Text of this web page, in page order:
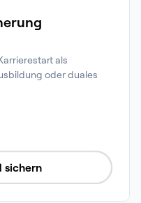
als
oder duales
sichern